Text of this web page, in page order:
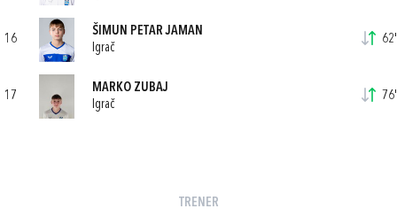
16
ŠIMUN PETAR JAMAN
Igrač
62'
17
MARKO ZUBAJ
Igrač
76'
TRENER